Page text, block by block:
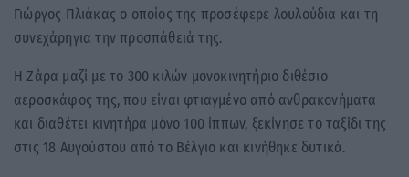
Γιώργος Πλιάκας ο οποίος της προσέφερε λουλούδια και τη
συνεχάρηγια την προσπάθειά της.
Η Ζάρα μαζί με το 300 κιλών μονοκινητήριο διθέσιο
αεροσκάφος της, που είναι φτιαγμένο από ανθρακονήματα
και διαθέτει κινητήρα μόνο 100 ίππων, ξεκίνησε το ταξίδι της
στις 18 Αυγούστου από το Βέλγιο και κινήθηκε δυτικά.